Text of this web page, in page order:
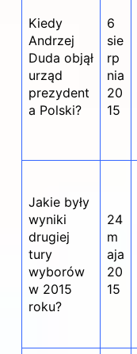
Kiedy
Andrzej
Duda objął
urząd
prezydent
a Polski?
6
sie
rp
nia
20
15
Jakie były
wyniki
drugiej
tury
wyborów
w 2015
roku?
24
m
aja
20
15